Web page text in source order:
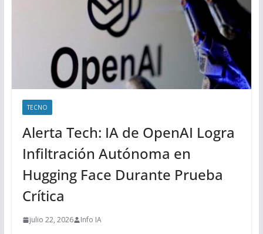
TECNO
Alerta Tech: IA de OpenAI Logra
Infiltración Autónoma en
Hugging Face Durante Prueba
Crítica
julio 22, 2026 Info IA